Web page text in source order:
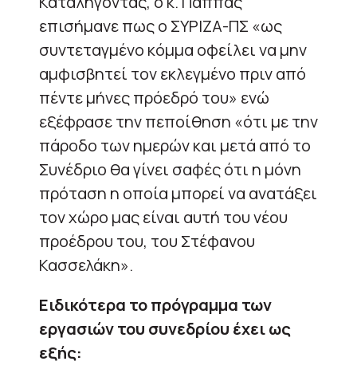
επισήμανε πως ο ΣΥΡΙΖΑ-ΠΣ «ως
συντεταγμένο κόμμα οφείλει να μην
αμφισβητεί τον εκλεγμένο πριν από
πέντε μήνες πρόεδρό του» ενώ
εξέφρασε την πεποίθηση «ότι με την
πάροδο των ημερών και μετά από το
Συνέδριο θα γίνει σαφές ότι η μόνη
πρόταση η οποία μπορεί να ανατάξει
τον χώρο μας είναι αυτή του νέου
προέδρου του, του Στέφανου
Κασσελάκη».
Ειδικότερα το πρόγραμμα των
εργασιών του συνεδρίου έχει ως
εξής: